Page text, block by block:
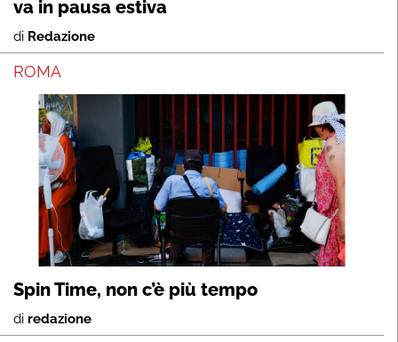
va in pausa estiva
di Redazione
ROMA
Spin Time, non c’è più tempo
di redazione